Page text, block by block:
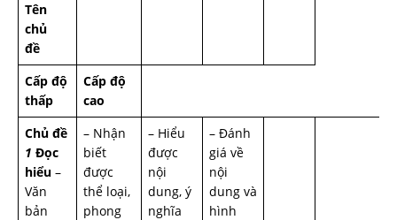
Tên
chủ
đề
Cấp độ
thấp
Cấp độ
cao
Chủ đề
1 Đọc
hiểu –
Văn
bản
– Nhận
biết
được
thể loại,
phong
– Hiểu
được
nội
dung, ý
nghĩa
– Đánh
giá về
nội
dung và
hình